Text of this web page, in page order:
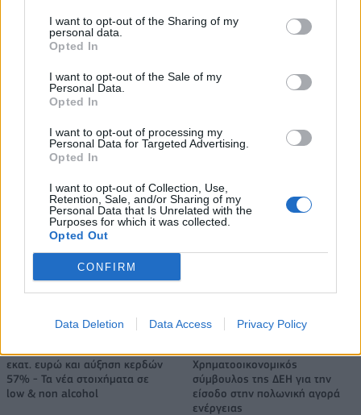
I want to opt-out of the Sharing of my
personal data.
Opted In
I want to opt-out of the Sale of my
Personal Data.
Opted In
I want to opt-out of processing my
Personal Data for Targeted Advertising.
Opted In
I want to opt-out of Collection, Use,
Retention, Sale, and/or Sharing of my
Personal Data that Is Unrelated with the
Purposes for which it was collected.
Opted Out
CONFIRM
Data Deletion Data Access Privacy Policy
μπαταριών για τα υβριδικά της
ευρωπαϊκή
αυτοκινητοβιομηχανία
Νέο Audi A2 e-tron με στόχο την κορυφή της αποδοτικότητας
Σασλόγλου: «Ξεχνάμε ό,τι έγινε
ημιτελικό με τη Νορβηγία
Ελληνική Αναπτυξιακή Τράπεζα: Με «προίκα» 2 δισ. ευρώ ανοίγει
δρόμο για δάνεια έως 5 δισ. σε μικρομεσαίες
εκατ. ευρώ και αύξηση κερδών
57% - Τα νέα στοιχήματα σε
low & non alcohol
Χρηματοοικονομικός
σύμβουλος της ΔΕΗ για την
είσοδο στην πολωνική αγορά
ενέργειας